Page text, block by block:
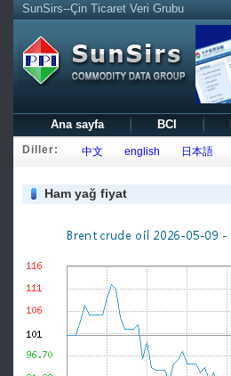
SunSirs--Çin Ticaret Veri Grubu
Ana sayfa BCI
Diller: 中文 english 日本語
Ham yağ fiyat